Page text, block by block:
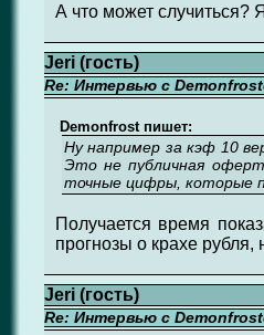
А что может случиться?
Jeri (гость)
Re: Интервью с
Demonfrost пишет:
Ну например за кэф 10
Это не публичная
точные цифры, которые
Получается время
прогнозы о крахе рубля,
Jeri (гость)
Re: Интервью с